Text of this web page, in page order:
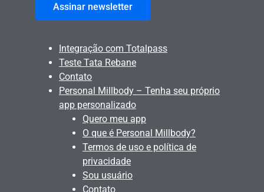
Assinar newsletter
Integração com Totalpass
Teste Tata Rebane
Contato
Personal Millbody – Tenha seu próprio
app personalizado
Quero meu app
O que é Personal Millbody?
Termos de uso e política de
privacidade
Sou usuário
Contato